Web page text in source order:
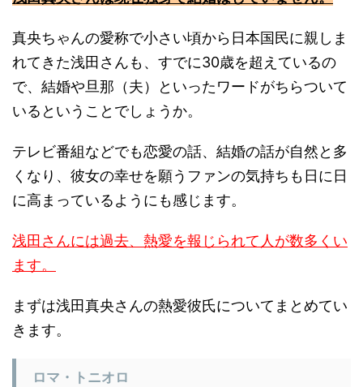
真央ちゃんの愛称で小さい頃から日本国民に親しま
れてきた浅田さんも、すでに30歳を超えているの
で、結婚や旦那（夫）といったワードがちらついて
いるということでしょうか。
テレビ番組などでも恋愛の話、結婚の話が自然と多
くなり、彼女の幸せを願うファンの気持ちも日に日
に高まっているようにも感じます。
浅田さんには過去、熱愛を報じられて人が数多くい
ます。
まずは浅田真央さんの熱愛彼氏についてまとめてい
きます。
ロマ・トニオロ